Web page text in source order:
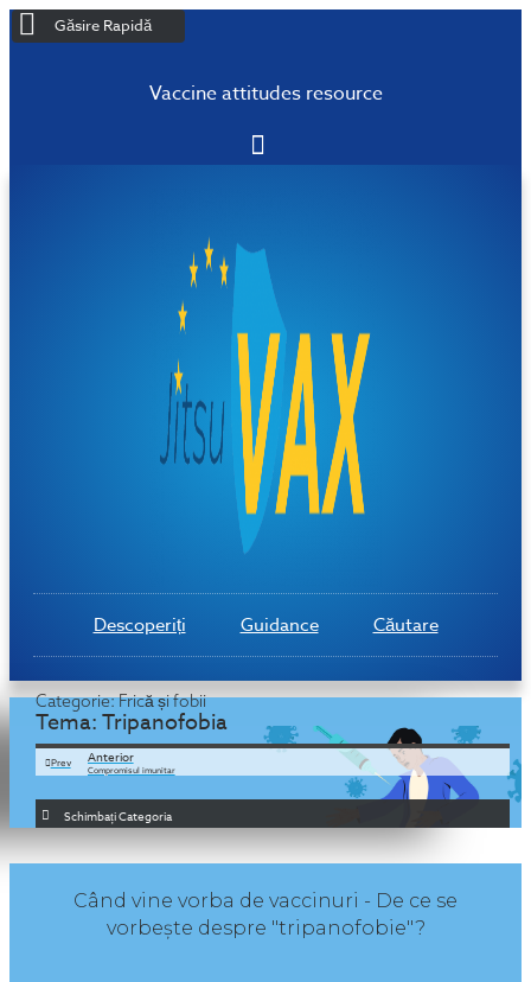
Găsire Rapidă
Vaccine attitudes resource
Descoperiți Guidance Căutare
Categorie:Frică și fobii
Tema:Tripanofobia
Prev Anterior
Compromisul imunitar
Schimbați Categoria
Când vine vorba de vaccinuri - De ce se
vorbește despre "tripanofobie"?